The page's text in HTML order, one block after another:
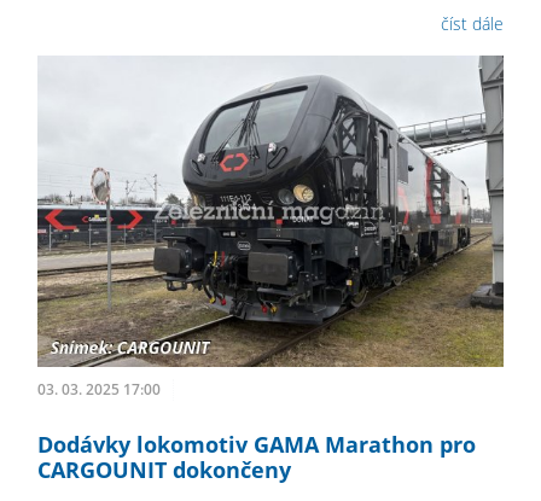
číst dále
03. 03. 2025 17:00
Dodávky lokomotiv GAMA Marathon pro
CARGOUNIT dokončeny